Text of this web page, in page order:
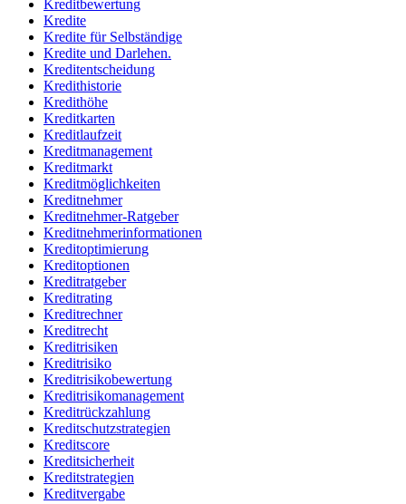
Kreditbewertung
Kredite
Kredite für Selbständige
Kredite und Darlehen.
Kreditentscheidung
Kredithistorie
Kredithöhe
Kreditkarten
Kreditlaufzeit
Kreditmanagement
Kreditmarkt
Kreditmöglichkeiten
Kreditnehmer
Kreditnehmer-Ratgeber
Kreditnehmerinformationen
Kreditoptimierung
Kreditoptionen
Kreditratgeber
Kreditrating
Kreditrechner
Kreditrecht
Kreditrisiken
Kreditrisiko
Kreditrisikobewertung
Kreditrisikomanagement
Kreditrückzahlung
Kreditschutzstrategien
Kreditscore
Kreditsicherheit
Kreditstrategien
Kreditvergabe